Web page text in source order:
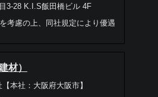
3-28 K.I.S飯田橋ビル 4F
考慮の上、同社規定により優遇
材）
本社：大阪府大阪市】